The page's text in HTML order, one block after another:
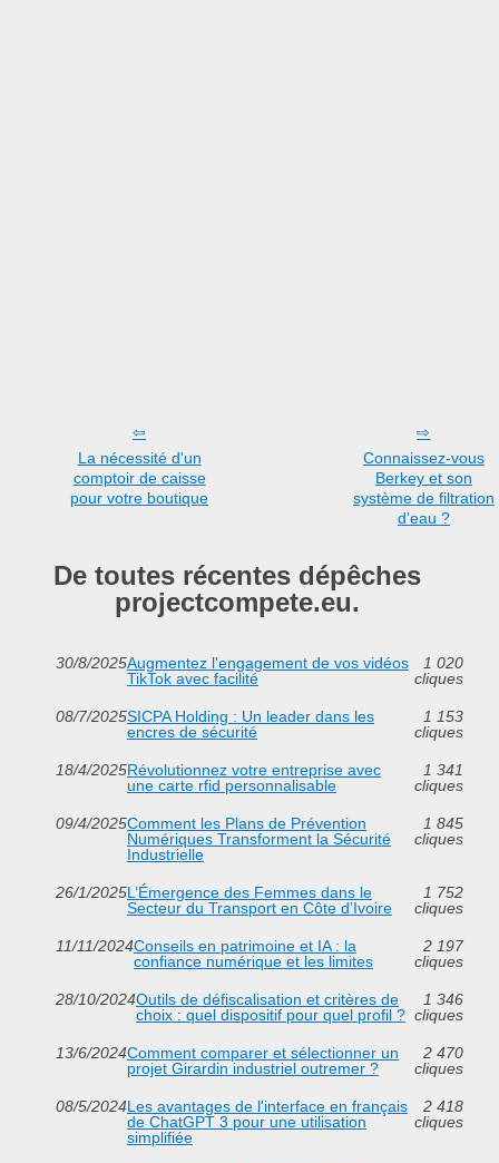
La nécessité d'un
comptoir de caisse
pour votre boutique
Connaissez-vous
Berkey et son
système de filtration
d'eau ?
De toutes récentes dépêches
projectcompete.eu.
30/8/2025Augmentez l'engagement de vos vidéos
TikTok avec facilité
1 020
cliques
08/7/2025SICPA Holding : Un leader dans les
encres de sécurité
1 153
cliques
18/4/2025Révolutionnez votre entreprise avec
une carte rfid personnalisable
1 341
cliques
09/4/2025Comment les Plans de Prévention
Numériques Transforment la Sécurité
Industrielle
1 845
cliques
26/1/2025L’Émergence des Femmes dans le
Secteur du Transport en Côte d’Ivoire
1 752
cliques
11/11/2024Conseils en patrimoine et IA : la
confiance numérique et les limites
2 197
cliques
28/10/2024Outils de défiscalisation et critères de
choix : quel dispositif pour quel profil ?
1 346
cliques
13/6/2024Comment comparer et sélectionner un
projet Girardin industriel outremer ?
2 470
cliques
08/5/2024Les avantages de l'interface en français
de ChatGPT 3 pour une utilisation
simplifiée
2 418
cliques